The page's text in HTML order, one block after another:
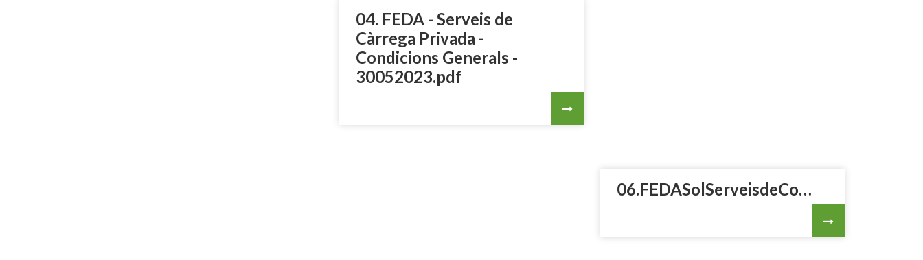
04. FEDA - Serveis de
Càrrega Privada -
Condicions Generals -
30052023.pdf
06.FEDASolServeisdeCobramentVECondicionsGenerals22022023.pdf